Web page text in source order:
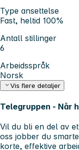
Type ansettelse
Fast, heltid 100%
Antall stillinger
6
Arbeidsspråk
Norsk
Vis flere detaljer
Telegruppen - Når
Vil du bli en del av
oss jobber du
korte, effektive